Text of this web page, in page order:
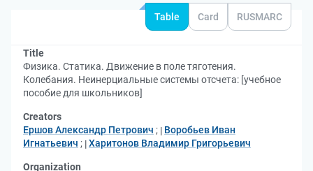
Table Card RUSMARC
Title
Физика. Статика. Движение в поле тяготения.
Колебания. Неинерциальные системы отсчета: [учебное
пособие для школьников]
Creators
Ершов Александр Петрович ;
Воробьев Иван
Игнатьевич ; Харитонов Владимир Григорьевич
Organization